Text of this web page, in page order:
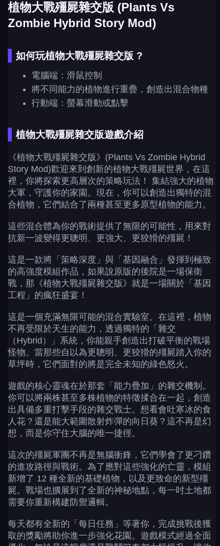
植物大戰殭屍雜交版 (Plants Vs
Zombie Hybrid Story Mod)
如何玩植物大戰殭屍雜交版 ?
電腦端：滑鼠控制
將不同能力的植物進行重疊，創造出混合物種
行動端：螢幕滑動或點擊
植物大戰殭屍雜交版遊戲介紹
《植物大戰殭屍雜交版》(Plants Vs Zombie Hybrid
Story Mod)歡迎來到創新的植物大戰殭屍世界，在這
裡，你將探索更高層次的策略玩法！ 集結強大的植物
大軍，守護你的家園。現在，你可以創造出獨特的混
合植物，它們結合了兩種甚至更多原型植物的能力。
這些混合體為你的戰術提供了無限的可能性，用來對
抗新一波變得更聰明、更強大、更狡猾的殭屍！
這是一款將「策略深度」與「基因融合」發揮到極致
的高強度模組作品，如果說原版的後院是一場保衛
戰，那《植物大戰殭屍雜交版》就是一場關於「基因
工程」的瘋狂盛宴！
這是一個充滿無限可能的混合實驗室。在這裡，植物
不再受限於天生的能力，透過獨特的「雜交
（Hybrid）」系統，你能親手創造出打破平衡的戰場
怪物。當那些自以為更聰明、更狡猾的殭屍踏入你的
草坪時，它們面對的將是完全未知的綠色怒火。
遊戲的核心靈魂在於那套「能力疊加」的雜交機制。
你可以將兩株甚至多株植物的特徵揉合在一起，創造
出具備多重打擊手段的雜交戰士。想看會吐寒冰的食
人花？還是能大範圍散射炸彈的向日葵？這不再是幻
想，而是你守住大腦的唯一捷徑。
這次的殭屍軍團不再是無腦衝鋒，它們學會了更刁鑽
的進攻路徑與戰術。為了應對這些強化的亡靈，模組
新增了 12 種全新的基礎植物，以及更致命的新型殭
屍。戰場也擴展到了全新的神秘地點，每一吋土地都
需要你重新構建防禦邏輯。
每天都有全新的「每日任務」等著你，完成挑戰後獲
取的獎勵將助你進一步強化花園。遊戲模式經過全面